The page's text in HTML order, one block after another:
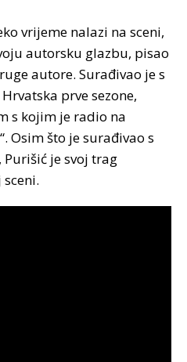
vrijeme nalazi na sceni,
autorsku glazbu, pisao
autore. Surađivao je s
prve sezone,
s kojim je radio na
Osim što je surađivao s
je svoj trag